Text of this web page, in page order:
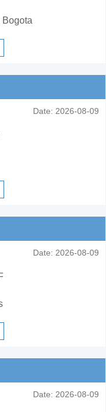
Bogota
Date: 2026-08-09
Date: 2026-08-09
Date: 2026-08-09